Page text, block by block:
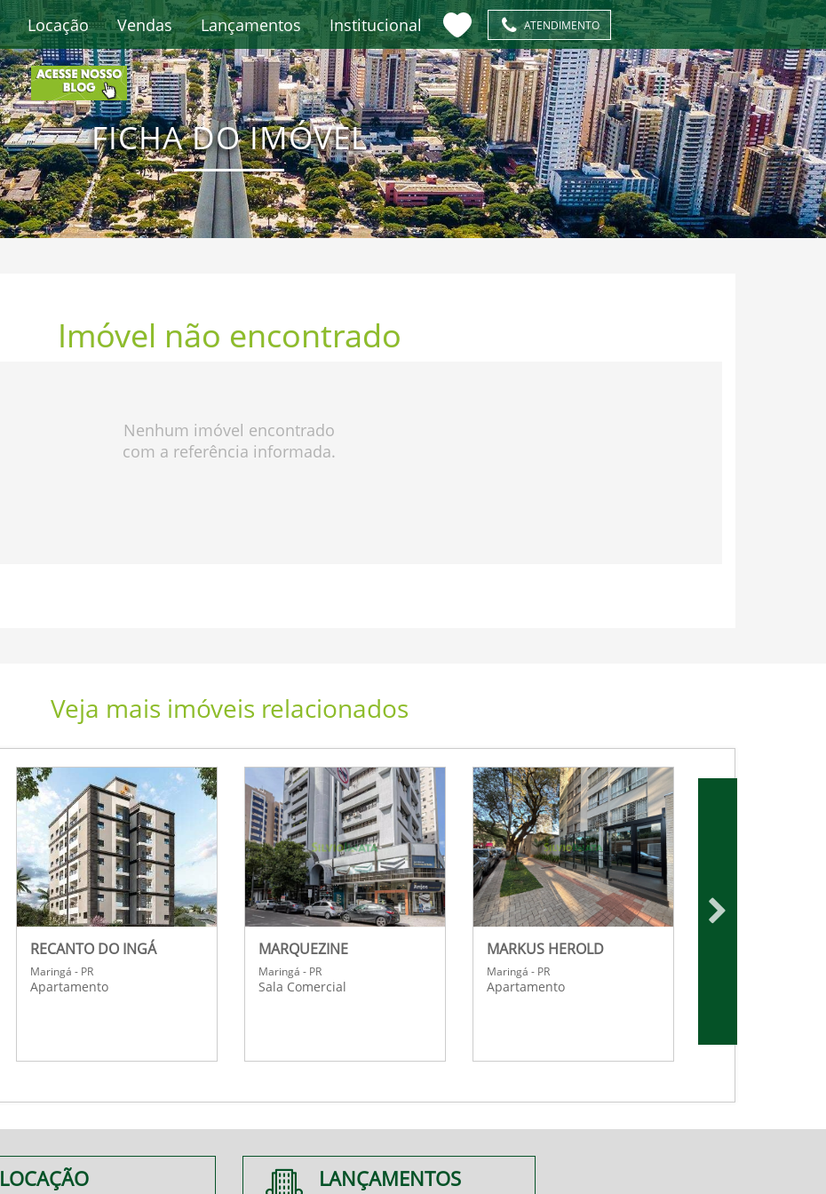
Locação Vendas Lançamentos Institucional ATENDIMENTO
FICHA DO IMÓVEL
Imóvel não encontrado
Nenhum imóvel encontrado
com a referência informada.
Veja mais imóveis relacionados
RECANTO DO INGÁ
Maringá - PR
Apartamento
MARQUEZINE
Maringá - PR
Sala Comercial
MARKUS HEROLD
Maringá - PR
Apartamento
LOCAÇÃO LANÇAMENTOS